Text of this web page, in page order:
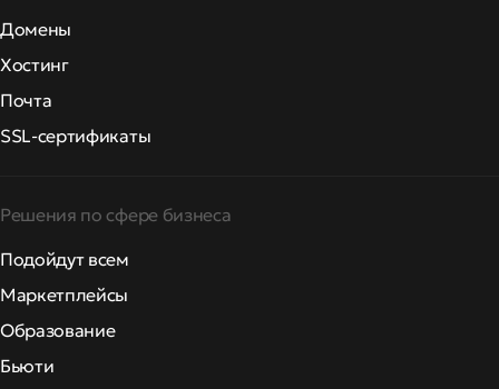
Домены
Хостинг
Почта
SSL-сертификаты
Решения по сфере бизнеса
Подойдут всем
Маркетплейсы
Образование
Бьюти